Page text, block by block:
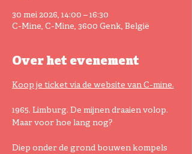
30 mei 2026, 14:00 – 16:30
C-Mine, C-Mine, 3600 Genk, België
Over het evenement
Koop je ticket via de website van C-mine.
1965. Limburg. De mijnen draaien volop.
Maar voor hoe lang nog?
Diep onder de grond bouwen kompels